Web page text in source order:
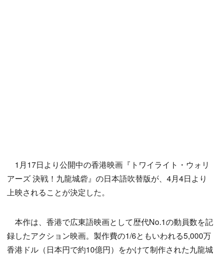
1月17日より公開中の香港映画『トワイライト・ウォリ
アーズ 決戦！九龍城砦』の日本語吹替版が、4月4日より
上映されることが決定した。
本作は、香港で広東語映画として歴代No.1の動員数を記
録したアクション映画。製作費の1/6ともいわれる5,000万
香港ドル（日本円で約10億円）をかけて制作された九龍城